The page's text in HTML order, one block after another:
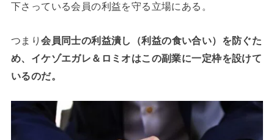
下さっている会員の利益を守る立場にある。
つまり会員同士の利益潰し（利益の食い合い）を防ぐた
め、イケゾエガレ＆ロミオはこの副業に一定枠を設けて
いるのだ。